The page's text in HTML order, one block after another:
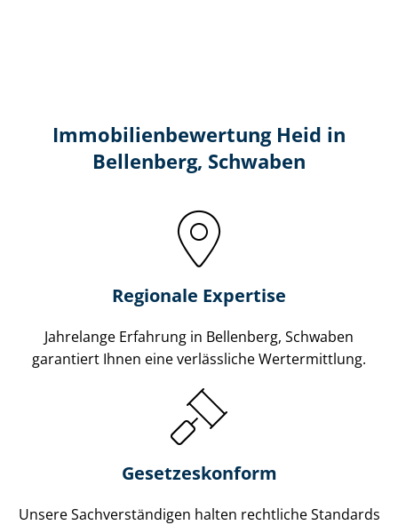
Immobilien­bewertung Heid in
Bellenberg, Schwaben
Regionale Expertise
Jahrelange Erfahrung in Bellenberg, Schwaben
garantiert Ihnen eine verlässliche Wertermittlung.
Gesetzes­konform
Unsere Sach­ver­stän­di­gen halten rechtliche Standards